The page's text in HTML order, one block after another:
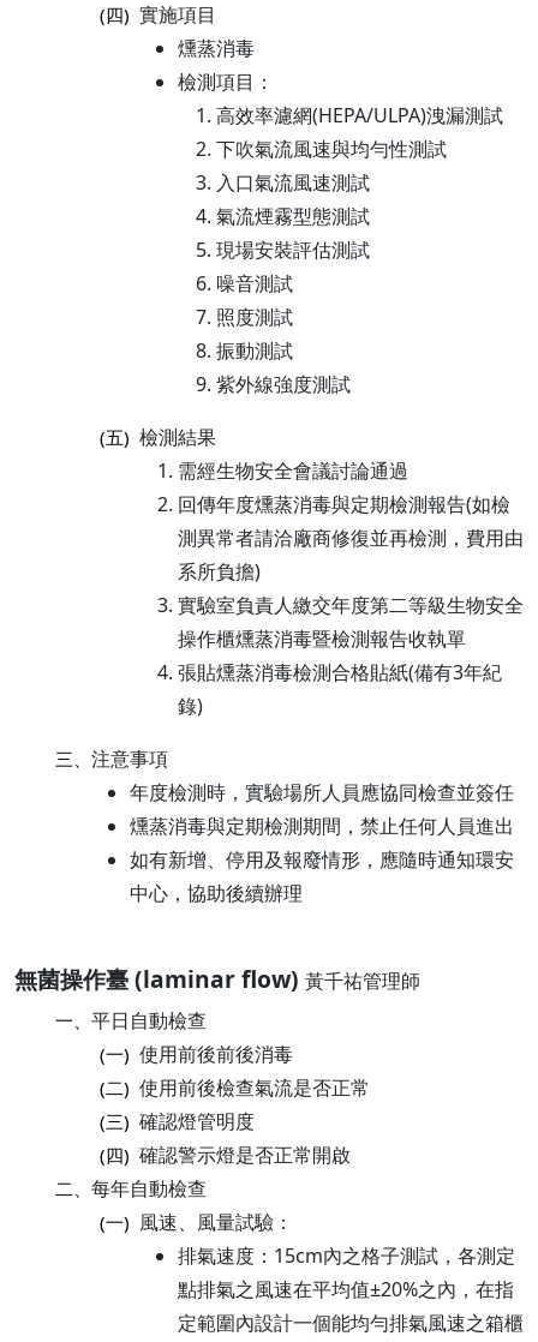
(四) 實施項目
燻蒸消毒
檢測項目：
高效率濾網(HEPA/ULPA)洩漏測試
下吹氣流風速與均勻性測試
入口氣流風速測試
氣流煙霧型態測試
現場安裝評估測試
噪音測試
照度測試
振動測試
紫外線強度測試
(五) 檢測結果
需經生物安全會議討論通過
回傳年度燻蒸消毒與定期檢測報告(如檢
測異常者請洽廠商修復並再檢測，費用由
系所負擔)
實驗室負責人繳交年度第二等級生物安全
操作櫃燻蒸消毒暨檢測報告收執單
張貼燻蒸消毒檢測合格貼紙(備有3年紀
錄)
三、 注意事項
年度檢測時，實驗場所人員應協同檢查並簽任
燻蒸消毒與定期檢測期間，禁止任何人員進出
如有新增、停用及報廢情形，應隨時通知環安
中心，協助後續辦理
無菌操作臺 (laminar flow) 黃千祐管理師
一、 平日自動檢查
(一) 使用前後前後消毒
(二) 使用前後檢查氣流是否正常
(三) 確認燈管明度
(四) 確認警示燈是否正常開啟
二、 每年自動檢查
(一) 風速、風量試驗：
排氣速度：15cm內之格子測試，各測定
點排氣之風速在平均值±20%之內，在指
定範圍內設計一個能均勻排氣風速之箱櫃